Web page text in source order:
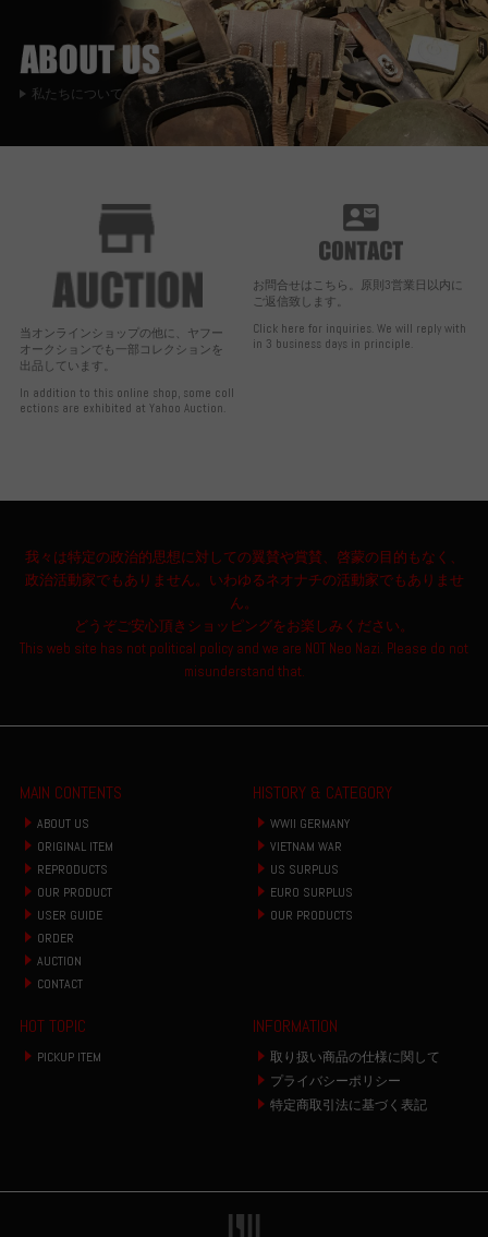
私たちについて
当オンラインショップの他に、ヤフー
オークションでも一部コレクションを
出品しています。
In addition to this online shop, some coll
ections are exhibited at Yahoo Auction.
お問合せはこちら。原則3営業日以内に
ご返信致します。
Click here for inquiries. We will reply with
in 3 business days in principle.
我々は特定の政治的思想に対しての翼賛や賞賛、啓蒙の目的もなく、
政治活動家でもありません。いわゆるネオナチの活動家でもありませ
ん。
どうぞご安心頂きショッピングをお楽しみください。
This web site has not political policy and we are NOT Neo Nazi. Please do not
misunderstand that.
MAIN CONTENTS
ABOUT US
ORIGINAL ITEM
REPRODUCTS
OUR PRODUCT
USER GUIDE
ORDER
AUCTION
CONTACT
HISTORY & CATEGORY
WWII GERMANY
VIETNAM WAR
US SURPLUS
EURO SURPLUS
OUR PRODUCTS
HOT TOPIC
PICKUP ITEM
INFORMATION
取り扱い商品の仕様に関して
プライバシーポリシー
特定商取引法に基づく表記